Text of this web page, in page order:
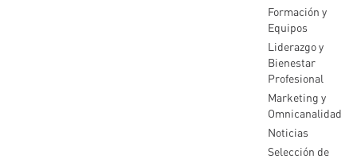
Formación y
Equipos
Liderazgo y
Bienestar
Profesional
Marketing y
Omnicanalidad
Noticias
Selección de